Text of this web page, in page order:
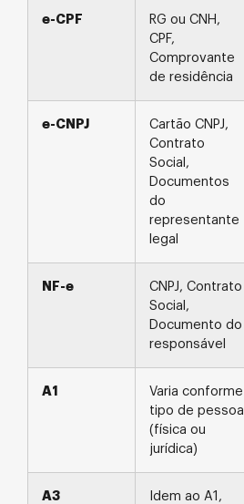
e-CPF
RG ou CNH,
CPF,
Comprovante
de residência
e-CNPJ
Cartão CNPJ,
Contrato
Social,
Documentos
do
representante
legal
NF-e
CNPJ, Contrato
Social,
Documento do
responsável
A1
Varia conforme
tipo de pessoa
(física ou
jurídica)
A3
Idem ao A1,